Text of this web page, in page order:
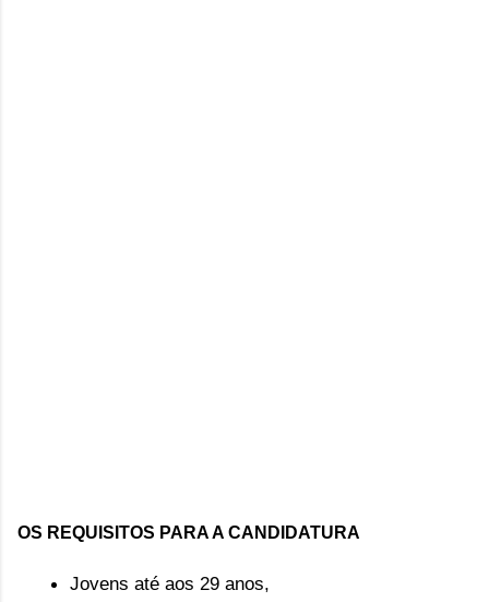
OS REQUISITOS PARA A CANDIDATURA
Jovens até aos 29 anos,